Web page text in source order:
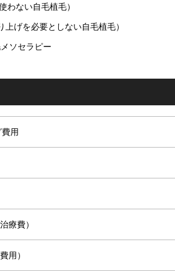
わない自毛植毛）
上げを必要としない自毛植毛）
ソセラピー
用
療費）
用）